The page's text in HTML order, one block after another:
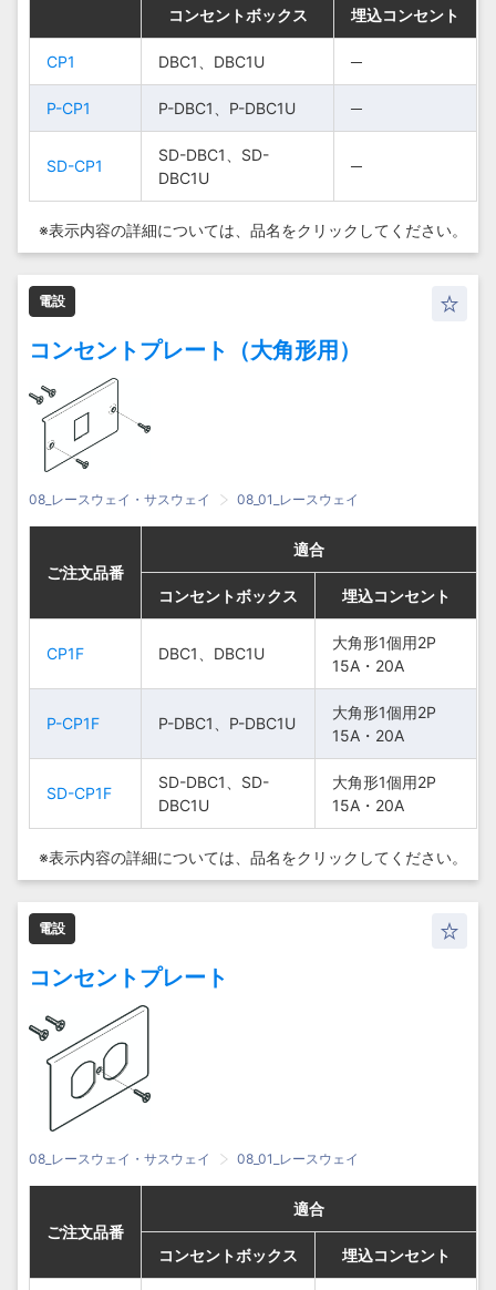
コンセントボックス
埋込コンセント
CP1 DBC1、DBC1U
P-CP1 P-DBC1、P-DBC1U
SD-CP1
SD-DBC1、SD-
DBC1U
コンセントボックス
埋込コンセント
CP1 DBC1、DBC1U ─
P-CP1 P-DBC1、P-DBC1U ─
SD-CP1
SD-DBC1、SD-
DBC1U
─
コンセントボックス
埋込コンセント
CP1 DBC1、DBC1U
P-CP1 P-DBC1、P-DBC1U
SD-CP1
SD-DBC1、SD-
DBC1U
コンセントボックス
埋込コンセント
CP1 DBC1、DBC1U ─
P-CP1 P-DBC1、P-DBC1U ─
SD-CP1
SD-DBC1、SD-
DBC1U
─
※表示内容の詳細については、 品名をクリックしてください。
電設
コンセントプレート（大角形用）
08_レースウェイ・サスウェイ 08_01_レースウェイ
ご注文品番
適合
コンセントボックス 埋込コンセント
CP1F DBC1、DBC1U
大角形1個用2P
15A・20A
P-CP1F P-DBC1、P-DBC1U
大角形1個用2P
15A・20A
SD-CP1F
SD-DBC1、SD-
DBC1U
大角形1個用2P
15A・20A
ご注文品番
適合
コンセントボックス 埋込コンセント
CP1F DBC1、DBC1U
大角形1個用2P
15A・20A
P-CP1F P-DBC1、P-DBC1U
大角形1個用2P
15A・20A
SD-CP1F
SD-DBC1、SD-
DBC1U
大角形1個用2P
15A・20A
ご注文品番
適合
コンセントボックス 埋込コンセント
CP1F DBC1、DBC1U
大角形1個用2P
15A・20A
P-CP1F P-DBC1、P-DBC1U
大角形1個用2P
15A・20A
SD-CP1F
SD-DBC1、SD-
DBC1U
大角形1個用2P
15A・20A
ご注文品番
適合
コンセントボックス 埋込コンセント
CP1F DBC1、DBC1U
大角形1個用2P
15A・20A
P-CP1F P-DBC1、P-DBC1U
大角形1個用2P
15A・20A
SD-CP1F
SD-DBC1、SD-
DBC1U
大角形1個用2P
15A・20A
※表示内容の詳細については、 品名をクリックしてください。
電設
コンセントプレート
08_レースウェイ・サスウェイ 08_01_レースウェイ
ご注文品番
適合
コンセントボックス 埋込コンセント
ご注文品番
適合
コンセントボックス 埋込コンセント
ご注文品番
適合
コンセントボックス 埋込コンセント
ご注文品番
適合
コンセントボックス 埋込コンセント